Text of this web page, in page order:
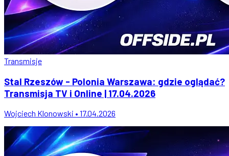
Transmisje
Stal Rzeszów - Polonia Warszawa: gdzie oglądać?
Transmisja TV i Online | 17.04.2026
Wojciech Klonowski • 17.04.2026